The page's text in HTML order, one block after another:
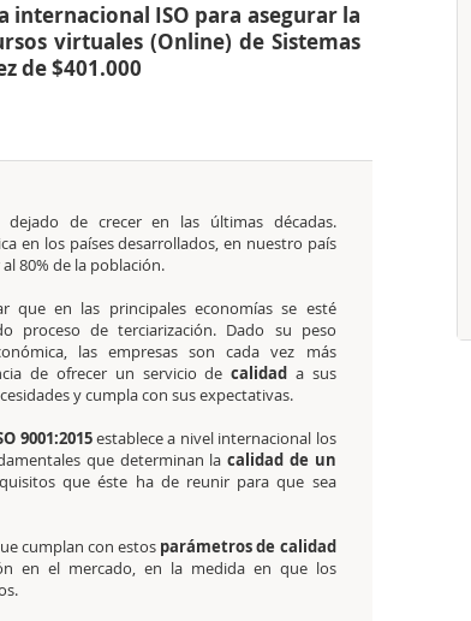
internacional ISO para asegurar la
virtuales (Online) de Sistemas
de $401.000
de crecer en las últimas décadas.
en los países desarrollados, en nuestro país
80% de la población.
que en las principales economías se esté
proceso de terciarización. Dado su peso
las empresas son cada vez más
de ofrecer un servicio decalidad a sus
y cumpla con sus expectativas.
9001:2015establece a nivel internacional los
que determinan lacalidad de un
que éste ha de reunir para que sea
cumplan con estos parámetros de calidad
en el mercado, en la medida en que los